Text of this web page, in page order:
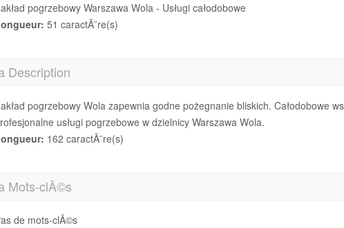
pogrzebowy Warszawa Wola - Usługi całodobowe
51 caractÃ¨re(s)
Description
pogrzebowy Wola zapewnia godne pożegnanie bliskich. Całodobowe
usługi pogrzebowe w dzielnicy Warszawa Wola.
162 caractÃ¨re(s)
Mots-clÃ©s
de mots-clÃ©s